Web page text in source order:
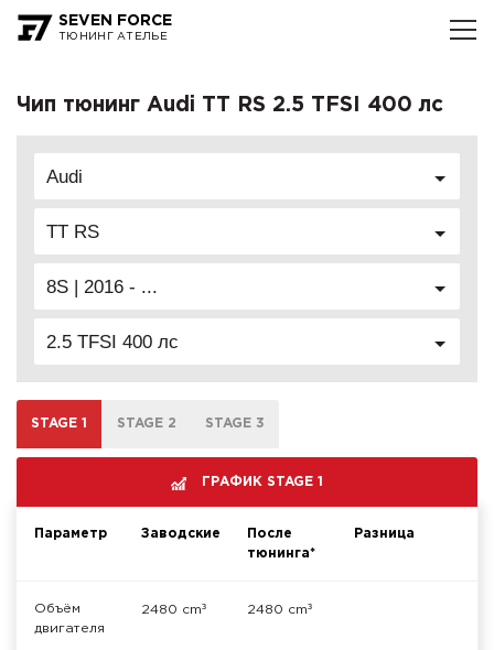
SEVEN FORCE
ТЮНИНГ АТЕЛЬЕ
Чип тюнинг Audi TT RS 2.5 TFSI 400 лс
Audi
TT RS
8S | 2016 - ...
2.5 TFSI 400 лс
STAGE 1 STAGE 2 STAGE 3
ГРАФИК STAGE 1
Параметр Заводские
После
тюнинга*
Разница
Объём
двигателя
2480 cm³ 2480 cm³